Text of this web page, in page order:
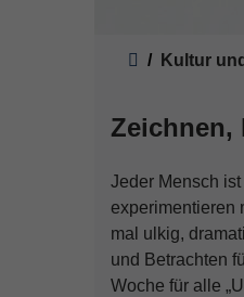
Kultur
Zeichnen,
Jeder Mensch
experimentieren
mal ulkig,
und Betrachten
Woche für alle